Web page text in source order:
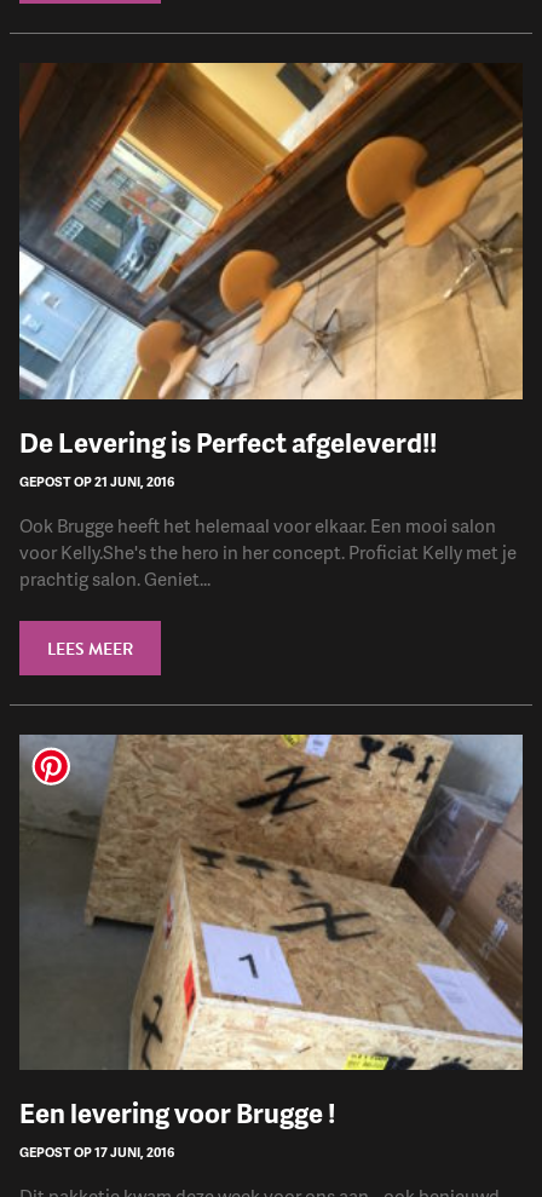
De Levering is Perfect afgeleverd!!
GEPOST OP 21 JUNI, 2016
Ook Brugge heeft het helemaal voor elkaar. Een mooi salon
voor Kelly.She's the hero in her concept. Proficiat Kelly met je
prachtig salon. Geniet...
LEES MEER
Een levering voor Brugge !
GEPOST OP 17 JUNI, 2016